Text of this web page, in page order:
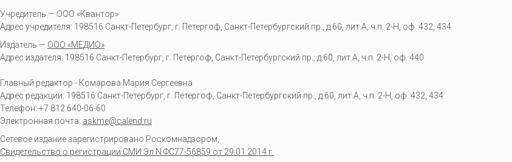
Учредитель — ООО «Квантор»
Адрес учредителя: 198516 Санкт-Петербург, г. Петергоф, Санкт-Петербургский пр., д.60, лит.А, ч.п. 2-Н, оф. 432, 434
Издатель — ООО «МЕДИО»
Адрес издателя: 198516 Санкт-Петербург, г. Петергоф, Санкт-Петербургский пр., д.60, лит.А, ч.п. 2-Н, оф. 440
Главный редактор - Комарова Мария Сергеевна
Адрес редакции: 198516 Санкт-Петербург, г. Петергоф Санкт-Петербургский пр., д.60, лит.А, ч.п. 2-Н, оф. 432, 434
Телефон: +7 812 640-06-60
Электронная почта: askme@calend.ru
Сетевое издание зарегистрировано Роскомнадзором,
Свидетельство о регистрации СМИ Эл.N ФС77-56859 от 29.01.2014 г.